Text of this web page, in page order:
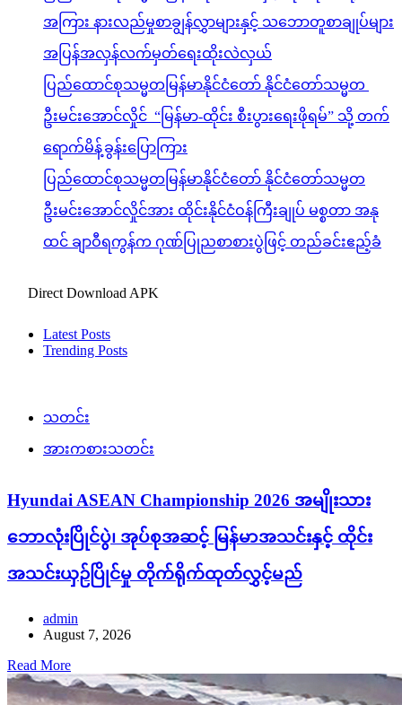
အကြား နားလည်မှုစာချွန်လွှာများနှင့် သဘောတူစာချုပ်များ
အပြန်အလှန်လက်မှတ်ရေးထိုးလဲလှယ်
ပြည်ထောင်စုသမ္မတမြန်မာနိုင်ငံတော် နိုင်ငံတော်သမ္မတ
ဦးမင်းအောင်လှိုင် “မြန်မာ-ထိုင်း စီးပွားရေးဖိုရမ်” သို့ တက်
ရောက်မိန့်ခွန်းပြောကြား
ပြည်ထောင်စုသမ္မတမြန်မာနိုင်ငံတော် နိုင်ငံတော်သမ္မတ
ဦးမင်းအောင်လှိုင်အား ထိုင်းနိုင်ငံဝန်ကြီးချုပ် မစ္စတာ အနု
ထင် ချာဝီရကွန်က ဂုဏ်ပြုညစာစားပွဲဖြင့် တည်ခင်းဧည့်ခံ
Direct Download APK
Latest Posts
Trending Posts
သတင်း
အားကစားသတင်း
Hyundai ASEAN Championship 2026 အမျိုးသား
ဘောလုံးပြိုင်ပွဲ၊ အုပ်စုအဆင့် မြန်မာအသင်းနှင့် ထိုင်း
အသင်းယှဉ်ပြိုင်မှု တိုက်ရိုက်ထုတ်လွှင့်မည်
admin
August 7, 2026
Read More